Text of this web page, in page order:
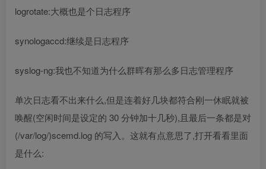
logrotate:大概也是个日志程序
synologaccd:继续是日志程序
syslog-ng:我也不知道为什么群晖有那么多日志管理程序
单次日志看不出来什么,但是连着好几块都符合刚一休眠就被
唤醒(空闲时间是设定的 30 分钟加十几秒),且最后一条都是对
(/var/log/)scemd.log 的写入。这就有点意思了,打开看看里面
是什么: